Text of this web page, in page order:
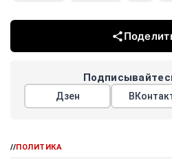
Дзен
//ПОЛИТИКА